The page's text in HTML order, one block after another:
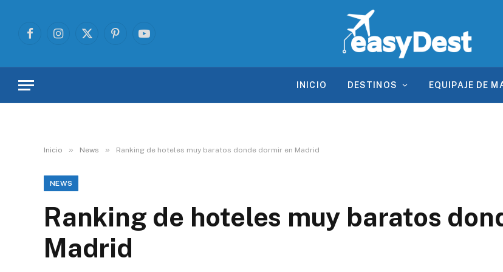
FacebookInstagram
X
PinterestYouTube
INICIO DESTINOS EQUIPAJE DE
Inicio » News » Ranking de hoteles muy baratos donde dormir en Madrid
NEWS
Ranking de hoteles muy baratos
Madrid